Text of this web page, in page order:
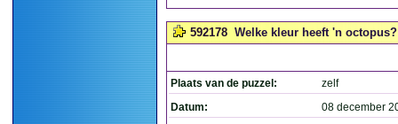
592178 Welke kleur heeft 'n octopus?
Plaats van de puzzel:
zelf
Datum:
08 december